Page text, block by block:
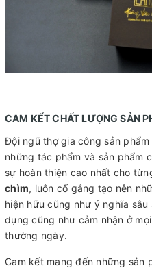
CAM KẾT CHẤT LƯỢNG SẢN
Đội ngũ thợ gia công sản
những tác phẩm và sản phẩm
sự hoàn thiện cao nhất cho
chìm, luôn cố gắng tạo nên
hiện hữu cũng như ý nghĩa
dụng cũng như cảm nhận ở
thường ngày.
Cam kết mang đến những sản